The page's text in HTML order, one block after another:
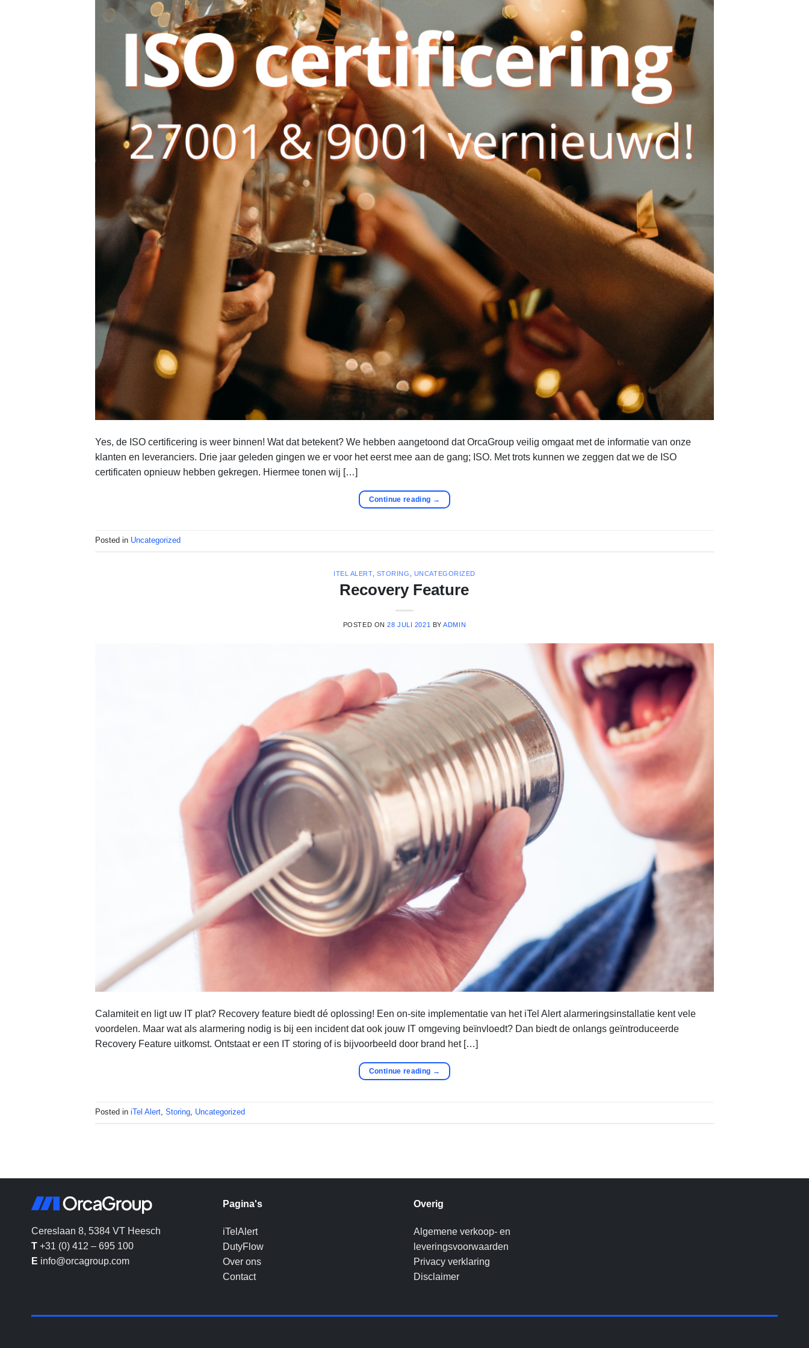
Yes, de ISO certificering is weer binnen! Wat dat betekent? We hebben aangetoond dat OrcaGroup veilig omgaat met de informatie van onze
klanten en leveranciers. Drie jaar geleden gingen we er voor het eerst mee aan de gang; ISO. Met trots kunnen we zeggen dat we de ISO
certificaten opnieuw hebben gekregen. Hiermee tonen wij […]
Continue reading →
Posted in Uncategorized
ITEL ALERT, STORING UNCATEGORIZED
Recovery Feature
POSTED ON28 JULI 2021 BYADMIN
Calamiteit en ligt uw IT plat? Recovery feature biedt dé oplossing! Een on-site implementatie van het iTel Alert alarmeringsinstallatie kent vele
voordelen. Maar wat als alarmering nodig is bij een incident dat ook jouw IT omgeving beïnvloedt? Dan biedt de onlangs geïntroduceerde
Recovery Feature uitkomst. Ontstaat er een IT storing of is bijvoorbeeld door brand het […]
Continue reading →
Posted in iTel Alert, Storing, Uncategorized
Cereslaan 8, 5384 VT Heesch
T +31 (0) 412 – 695 100
E info@orcagroup.com
Pagina's
iTelAlert
DutyFlow
Over ons
Contact
Overig
Algemene verkoop- en
leveringsvoorwaarden
Privacy verklaring
Disclaimer